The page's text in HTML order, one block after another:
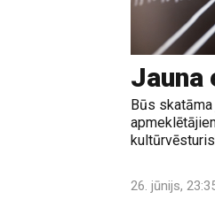
Jauna
Būs
26. jūnijs,